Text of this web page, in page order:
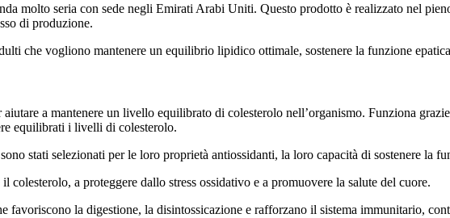
molto seria con sede negli Emirati Arabi Uniti. Questo prodotto è realizzato nel
di produzione.
che vogliono mantenere un equilibrio lipidico ottimale, sostenere la funzione
a mantenere un livello equilibrato di colesterolo nell’organismo. Funziona
equilibrati i livelli di colesterolo.
stati selezionati per le loro proprietà antiossidanti, la loro capacità di sostenere la
colesterolo, a proteggere dallo stress ossidativo e a promuovere la salute del cuore.
la digestione, la disintossicazione e rafforzano il sistema immunitario,